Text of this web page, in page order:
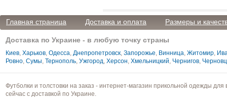
Главная страница Доставка и оплата Размеры и
Доставка по Украине - в любую точку страны
Киев, Харьков, Одесса, Днепропетровск, Запорожье, Винница, Житомир,
Ровно, Сумы, Тернополь, Ужгород, Херсон, Хмельницкий, Чернигов,
Футболки и толстовки на заказ - интернет-магазин прикольной одежды
сейчас с доставкой по Украине.